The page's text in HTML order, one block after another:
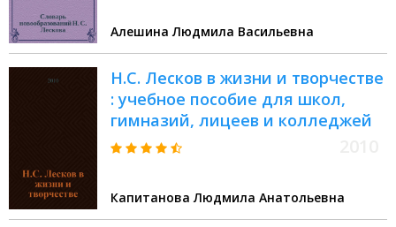
Алешина Людмила Васильевна
Н.С. Лесков в жизни и творчестве
: учебное пособие для школ,
гимназий, лицеев и колледжей
Капитанова Людмила Анатольевна